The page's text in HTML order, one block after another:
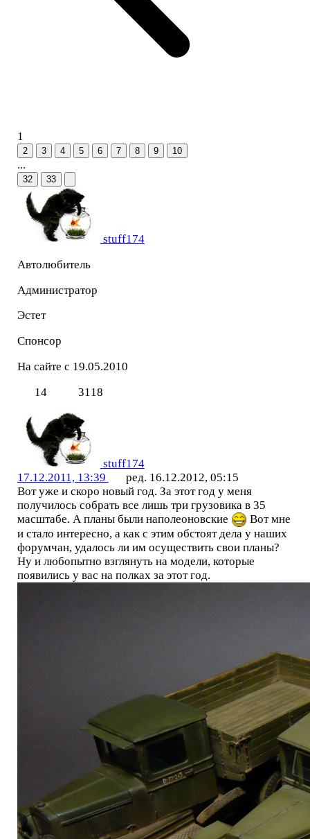
1
2 3 4 5 6 7 8 9 10
...
32 33
stuff174
Автолюбитель
Администратор
Эстет
Спонсор
На сайте с 19.05.2010
14
3118
stuff174
17.12.2011, 13:39
ред. 16.12.2012, 05:15
Вот уже и скоро новый год. За этот год у меня
получилось собрать все лишь три грузовика в 35
масштабе. А планы были наполеоновские
Вот мне
и стало интересно, а как с этим обстоят дела у наших
форумчан, удалось ли им осуществить свои планы?
Ну и любопытно взглянуть на модели, которые
появились у вас на полках за этот год.